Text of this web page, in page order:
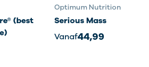
(best
Optimum Nutrition
Serious Mass
Vanaf44,99